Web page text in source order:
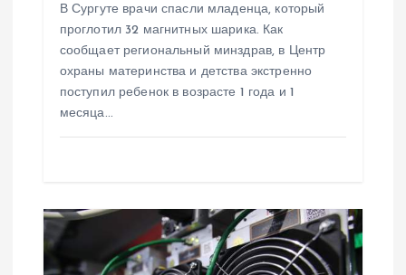
В Сургуте врачи спасли младенца, который
проглотил 32 магнитных шарика. Как
сообщает региональный минздрав, в Центр
охраны материнства и детства экстренно
поступил ребенок в возрасте 1 года и 1
месяца…